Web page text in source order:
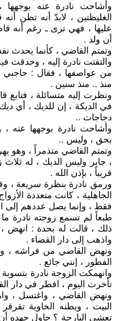
وأشاحت نادرة عنه
الغليظتين ، لابدّ أنه تظن
عليها ، فهي ترى ـ رغم أنه
أن ولد .
وتمتم القاضي ، كأنما يحدث
والتفتت نادرة إليه ، وحدقت
من عواصفها ، فقال : حاجبي
منذ .. منذ سنين .
ونظرت إليه متسائلة ، فتابع
في الديكة ، إن للديك ، أي
دجاجات ..
وأشاحت نادرة بوجهها عنه
بحق ، وليس ..
وتمتم القاضي متذمراً ، وهو
، جابر وليس الديك ، له ثلاث
قريباً ، بإذن الله .
ورمق نادرة بنظرة سريعة ،
الجاهلية ، كانت متعددة
فقط ، وإنما يصل عددهم إلى
طبعاً لم تسمع زوجته نادرة
ذلك ، قالت له بحدة : انهض ،
واذهب إلى دار القضاء .
ونهض القاضي من فراشه ،
الفطور ، إنني جائع .
وانهمكت الزوجة نادرة
تأخرت اليوم ، افطر في دار
ونهض القاضي ، واغتسل ،
البيت ، وبطنه الخاوية
تعشى البارحة ؟ حاول جهده